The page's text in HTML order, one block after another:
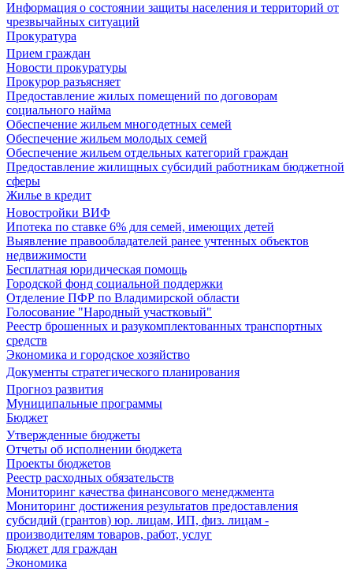
Информация о состоянии защиты населения и территорий от
чрезвычайных ситуаций
Прокуратура
Прием граждан
Новости прокуратуры
Прокурор разъясняет
Предоставление жилых помещений по договорам
социального найма
Обеспечение жильем многодетных семей
Обеспечение жильем молодых семей
Обеспечение жильем отдельных категорий граждан
Предоставление жилищных субсидий работникам бюджетной
сферы
Жилье в кредит
Новостройки ВИФ
Ипотека по ставке 6% для семей, имеющих детей
Выявление правообладателей ранее учтенных объектов
недвижимости
Бесплатная юридическая помощь
Городской фонд социальной поддержки
Отделение ПФР по Владимирской области
Голосование "Народный участковый"
Реестр брошенных и разукомплектованных транспортных
средств
Экономика и городское хозяйство
Документы стратегического планирования
Прогноз развития
Муниципальные программы
Бюджет
Утвержденные бюджеты
Отчеты об исполнении бюджета
Проекты бюджетов
Реестр расходных обязательств
Мониторинг качества финансового менеджмента
Мониторинг достижения результатов предоставления
субсидий (грантов) юр. лицам, ИП, физ. лицам -
производителям товаров, работ, услуг
Бюджет для граждан
Экономика